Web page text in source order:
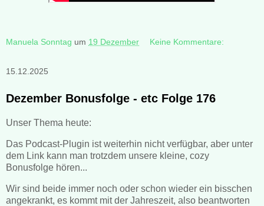
Manuela Sonntag um 19 Dezember Keine Kommentare:
15.12.2025
Dezember Bonusfolge - etc Folge 176
Unser Thema heute:
Das Podcast-Plugin ist weiterhin nicht verfügbar, aber unter
dem Link kann man trotzdem unsere kleine, cozy
Bonusfolge hören...
Wir sind beide immer noch oder schon wieder ein bisschen
angekrankt, es kommt mit der Jahreszeit, also beantworten